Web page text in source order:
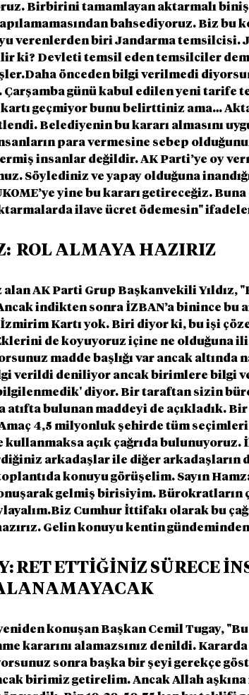
Birbirini tamamlayan aktarmalı
bahsediyoruz. Biz
verenlerden biri Jandarma temsilcisi.
ki? Devleti temsil eden temsilciler
önceden bilgi verilmedi
günü kabul edilen yeni tarife
geçmiyor bunu belirttiniz ama…
Belediyenin bu kararı almasını
para vermesine sebep
insanlar değildir. AK Parti’ye oy
Söylediniz ve yapay olduğuna
yine bu kararı getireceğiz.
ilave ücret ödemesin"
ROL ALMAYA HAZIRIZ
alan AK Parti Grup Başkanvekili Yıldız,
indikten sonra İZBAN’a binince bu
İzmirim Kartı yok. Biri diyor ki, bu işi
de koyuyoruz içine ne olduğuna
madde başlığı var ancak altında
verildi deniliyor ancak birimlere bilgi
diyor. Bir taraftan sizin
atıfta bulunan maddeyi de açıkladık.
4,5 milyonluk şehirde tüm
açık çağrıda bulunuyoruz.
arkadaşlar ile diğer arkadaşların
konuyu görüşelim. Sayın
gelmiş birisiyim. Bürokratların
Cumhur İttifakı olarak bu
Gelin konuyu kentin
RET ETTİĞİNİZ SÜRECE
konuşan Başkan Cemil Tugay,
kararını alamazsınız denildi.
sonra başka bir şeyi gerekçe
birimiz getirelim. Ancak Allah aşkına